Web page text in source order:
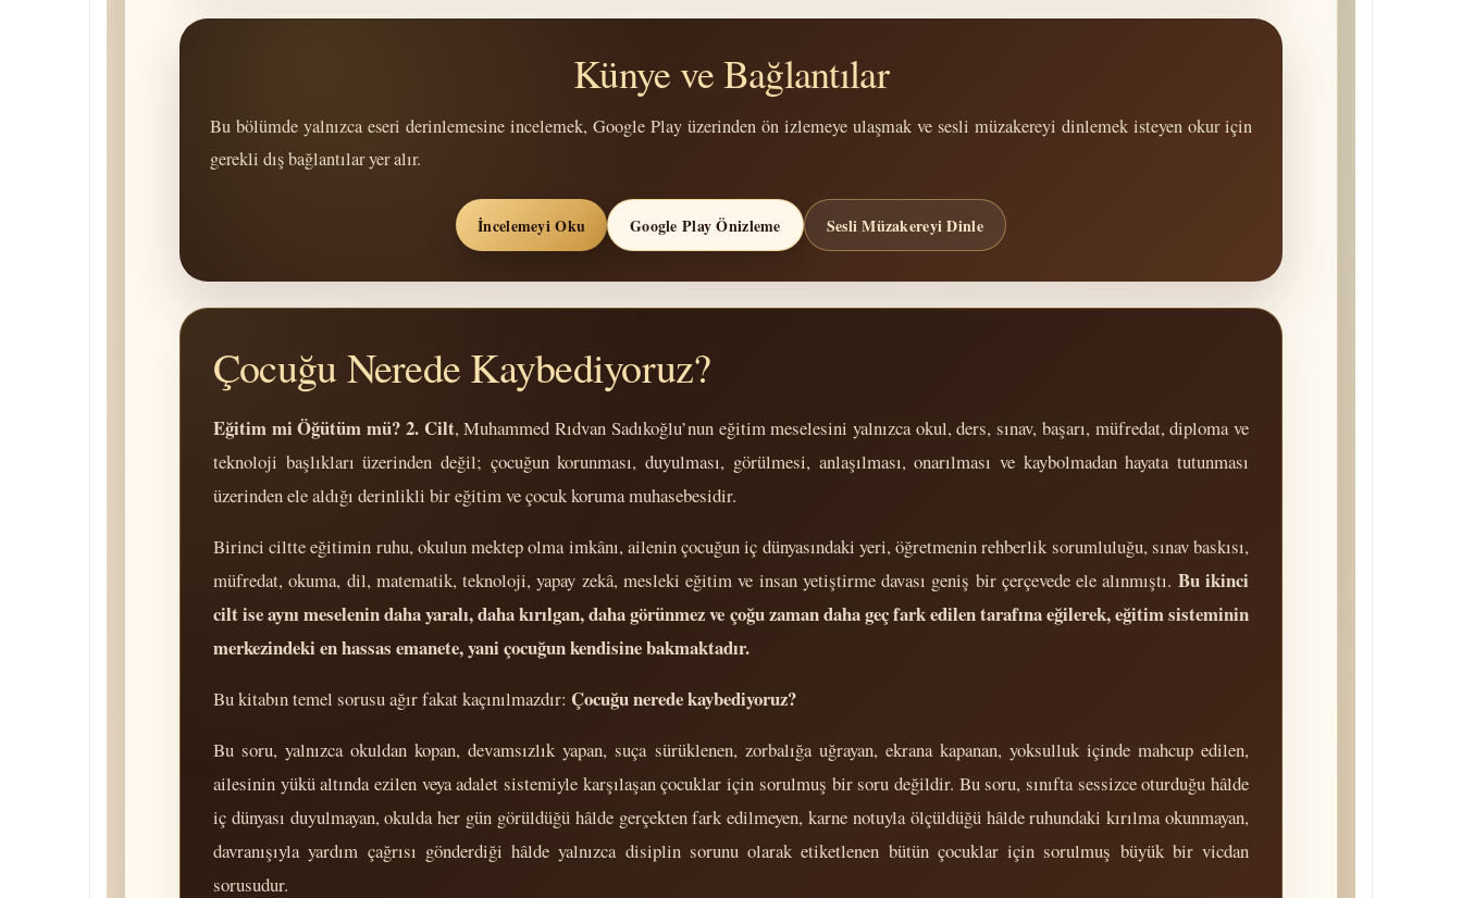
Künye ve Bağlantılar
Bu bölümde yalnızca eseri derinlemesine incelemek, Google Play üzerinden ön izlemeye ulaşmak ve sesli müzakereyi dinlemek isteyen okur için
gerekli dış bağlantılar yer alır.
İncelemeyi Oku Google Play Önizleme Sesli Müzakereyi Dinle
Çocuğu Nerede Kaybediyoruz?
Eğitim mi Öğütüm mü? 2. Cilt, Muhammed Rıdvan Sadıkoğlu’nun eğitim meselesini yalnızca okul, ders, sınav, başarı, müfredat, diploma ve
teknoloji başlıkları üzerinden değil; çocuğun korunması, duyulması, görülmesi, anlaşılması, onarılması ve kaybolmadan hayata tutunması
üzerinden ele aldığı derinlikli bir eğitim ve çocuk koruma muhasebesidir.
Birinci ciltte eğitimin ruhu, okulun mektep olma imkânı, ailenin çocuğun iç dünyasındaki yeri, öğretmenin rehberlik sorumluluğu, sınav baskısı,
müfredat, okuma, dil, matematik, teknoloji, yapay zekâ, mesleki eğitim ve insan yetiştirme davası geniş bir çerçevede ele alınmıştı. Bu ikinci
cilt ise aynı meselenin daha yaralı, daha kırılgan, daha görünmez ve çoğu zaman daha geç fark edilen tarafına eğilerek, eğitim sisteminin
merkezindeki en hassas emanete, yani çocuğun kendisine bakmaktadır.
Bu kitabın temel sorusu ağır fakat kaçınılmazdır: Çocuğu nerede kaybediyoruz?
Bu soru, yalnızca okuldan kopan, devamsızlık yapan, suça sürüklenen, zorbalığa uğrayan, ekrana kapanan, yoksulluk içinde mahcup edilen,
ailesinin yükü altında ezilen veya adalet sistemiyle karşılaşan çocuklar için sorulmuş bir soru değildir. Bu soru, sınıfta sessizce oturduğu hâlde
iç dünyası duyulmayan, okulda her gün görüldüğü hâlde gerçekten fark edilmeyen, karne notuyla ölçüldüğü hâlde ruhundaki kırılma okunmayan,
davranışıyla yardım çağrısı gönderdiği hâlde yalnızca disiplin sorunu olarak etiketlenen bütün çocuklar için sorulmuş büyük bir vicdan
sorusudur.